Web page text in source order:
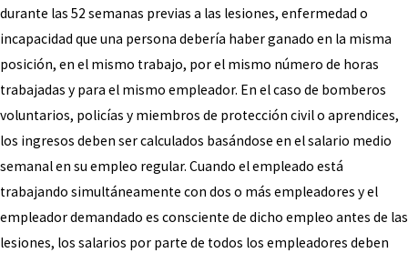
durante las 52 semanas previas a las lesiones, enfermedad o
incapacidad que una persona debería haber ganado en la misma
posición, en el mismo trabajo, por el mismo número de horas
trabajadas y para el mismo empleador. En el caso de bomberos
voluntarios, policías y miembros de protección civil o aprendices,
los ingresos deben ser calculados basándose en el salario medio
semanal en su empleo regular. Cuando el empleado está
trabajando simultáneamente con dos o más empleadores y el
empleador demandado es consciente de dicho empleo antes de las
lesiones, los salarios por parte de todos los empleadores deben